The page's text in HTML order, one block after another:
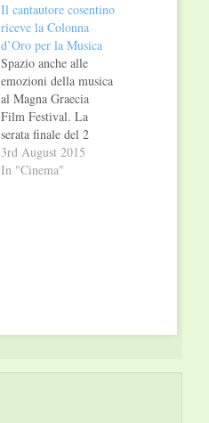
Il cantautore cosentino
riceve la Colonna
d’Oro per la Musica
Spazio anche alle
emozioni della musica
al Magna Graecia
Film Festival. La
serata finale del 2
agosto si è conclusa
con la performance
3rd August 2015
In "Cinema"